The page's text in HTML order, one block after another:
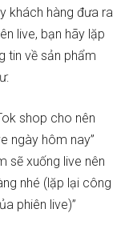
khách hàng đưa ra
live, bạn hãy lặp
tin về sản phẩm
shop cho nên
ngày hôm nay”
sẽ xuống live nên
nhé (lặp lại công
phiên live)”